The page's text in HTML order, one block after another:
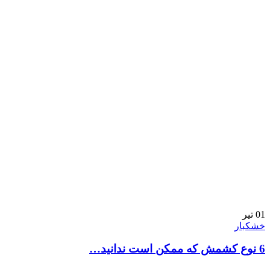
01 تیر
خشکبار
6 نوع کشمش که ممکن است ندانید…